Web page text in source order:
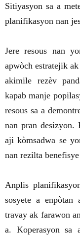
Sitiyasyon sa a
planifikasyon nan
Jere resous nan
apwòch estratejik
akimile rezèv
kapab manje
resous sa a
nan pran desizyon.
aji kòmsadwa se
nan rezilta
Anplis
sosyete a
travay ak farawon
a. Koperasyon sa